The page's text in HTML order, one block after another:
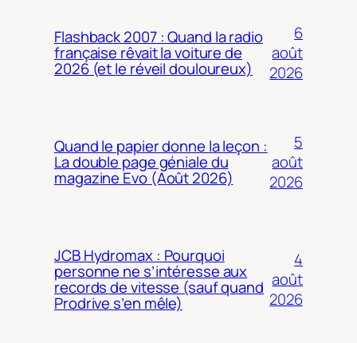
Flashback 2007 : Quand la radio
française rêvait la voiture de
2026 (et le réveil douloureux)
6
août
2026
Quand le papier donne la leçon :
La double page géniale du
magazine Evo (Août 2026)
5
août
2026
JCB Hydromax : Pourquoi
personne ne s’intéresse aux
records de vitesse (sauf quand
Prodrive s’en mêle)
4
août
2026